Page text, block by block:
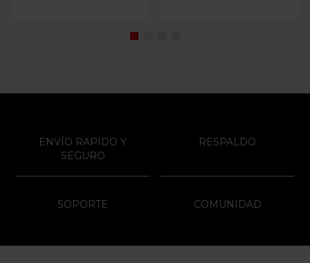
ENVÍO RAPIDO Y
SEGURO
RESPALDO
SOPORTE COMUNIDAD